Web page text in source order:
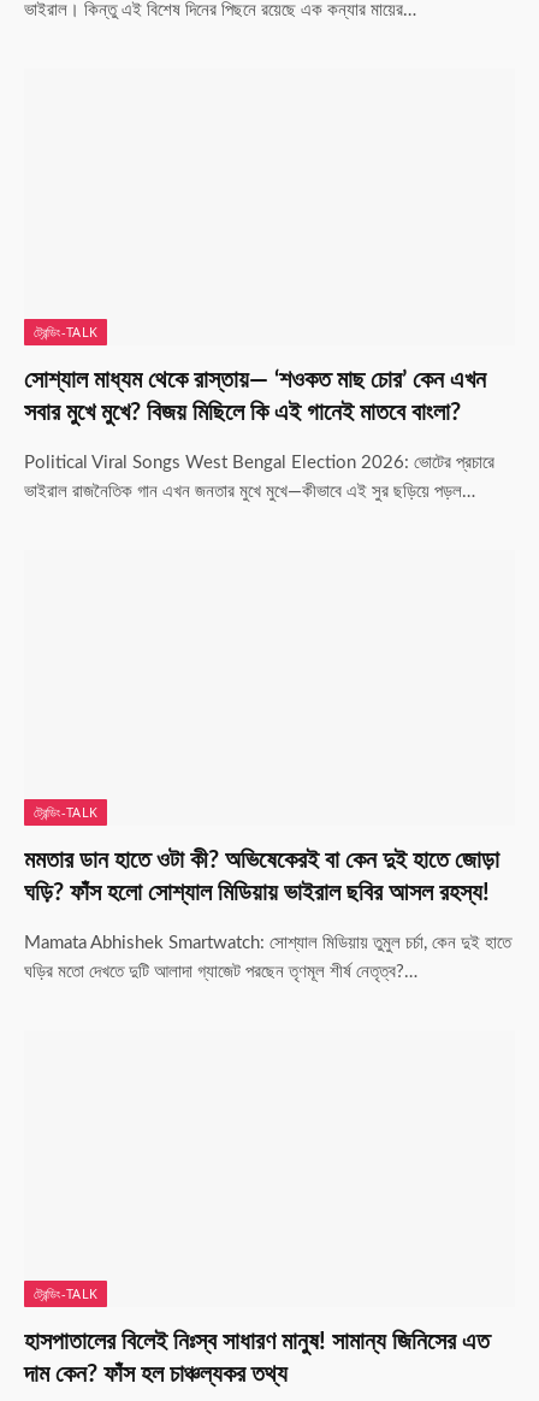
ভাইরাল। কিন্তু এই বিশেষ দিনের পিছনে রয়েছে এক কন্যার মায়ের…
ট্রেন্ডিং-TALK
সোশ্যাল মাধ্যম থেকে রাস্তায়— ‘শওকত মাছ চোর’ কেন এখন
সবার মুখে মুখে? বিজয় মিছিলে কি এই গানেই মাতবে বাংলা?
Political Viral Songs West Bengal Election 2026: ভোটের প্রচারে
ভাইরাল রাজনৈতিক গান এখন জনতার মুখে মুখে—কীভাবে এই সুর ছড়িয়ে পড়ল…
ট্রেন্ডিং-TALK
মমতার ডান হাতে ওটা কী? অভিষেকেরই বা কেন দুই হাতে জোড়া
ঘড়ি? ফাঁস হলো সোশ্যাল মিডিয়ায় ভাইরাল ছবির আসল রহস্য!
Mamata Abhishek Smartwatch: সোশ্যাল মিডিয়ায় তুমুল চর্চা, কেন দুই হাতে
ঘড়ির মতো দেখতে দুটি আলাদা গ্যাজেট পরছেন তৃণমূল শীর্ষ নেতৃত্ব?…
ট্রেন্ডিং-TALK
হাসপাতালের বিলেই নিঃস্ব সাধারণ মানুষ! সামান্য জিনিসের এত
দাম কেন? ফাঁস হল চাঞ্চল্যকর তথ্য